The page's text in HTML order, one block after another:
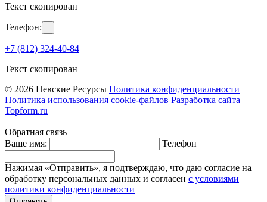
Текст скопирован
Телефон:
+7 (812) 324-40-84
Текст скопирован
© 2026 Невские Ресурсы Политика конфиденциальности
Политика использования cookie-файлов Разработка сайта
Topform.ru
Обратная связь
Ваше имя:
Телефон
Нажимая «Отправить», я подтверждаю, что даю согласие на
обработку персональных данных и согласен с условиями
политики конфиденциальности